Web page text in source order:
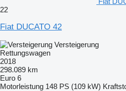
22
Fiat DUCATO 42
Versteigerung
Rettungswagen
2018
298.089 km
Euro 6
Motorleistung 148 PS (109 kW)